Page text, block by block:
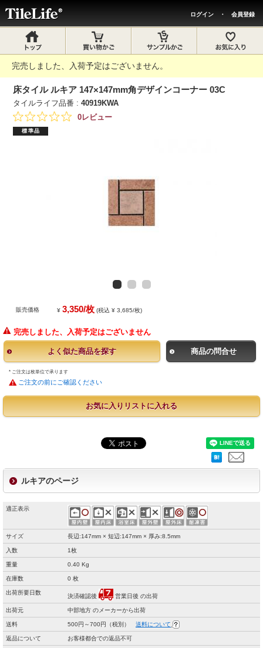
ログイン ・ 会員登録
完売しました、入荷予定はございません。
床タイル ルキア 147×147mm角デザインコーナー 03C
タイルライフ品番 :40919KWA
0レビュー
標準品
販売価格 ¥3,350/枚 (税込 ¥ 3,685/枚)
完売しました、入荷予定はございません
よく似た商品を探す 商品の問合せ
* ご注文は枚単位で承ります
ご注文の前にご確認ください
お気に入りリストに入れる
ルキアのページ
適正表示
サイズ 長辺:147mm × 短辺:147mm × 厚み:8.5mm
入数 1枚
重量 0.40 Kg
在庫数 0 枚
出荷所要日数
決済確認後 営業日後 の出荷
出荷元 中部地方 のメーカーから出荷
送料 500円～700円（税別） 送料について
返品について お客様都合での返品不可